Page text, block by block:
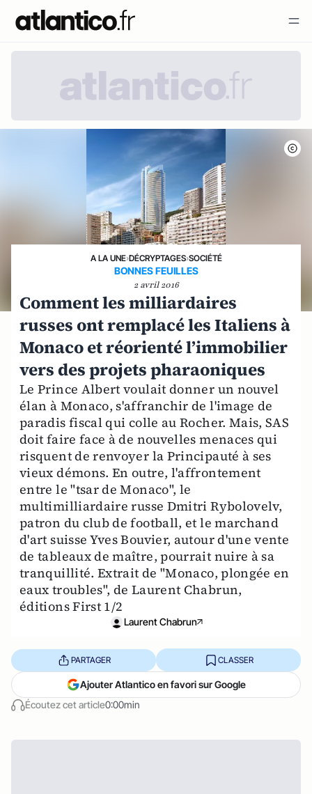
A LA UNE›DÉCRYPTAGES›SOCIÉTÉ
BONNES FEUILLES
2 avril 2016
Comment les milliardaires
russes ont remplacé les Italiens à
Monaco et réorienté l’immobilier
vers des projets pharaoniques
Le Prince Albert voulait donner un nouvel
élan à Monaco, s'affranchir de l'image de
paradis fiscal qui colle au Rocher. Mais, SAS
doit faire face à de nouvelles menaces qui
risquent de renvoyer la Principauté à ses
vieux démons. En outre, l'affrontement
entre le "tsar de Monaco", le
multimilliardaire russe Dmitri Rybolovelv,
patron du club de football, et le marchand
d'art suisse Yves Bouvier, autour d'une vente
de tableaux de maître, pourrait nuire à sa
tranquillité. Extrait de "Monaco, plongée en
eaux troubles", de Laurent Chabrun,
éditions First 1/2
Laurent Chabrun
Écoutez cet article0:00min
PARTAGER CLASSER
Ajouter Atlantico en favori sur Google